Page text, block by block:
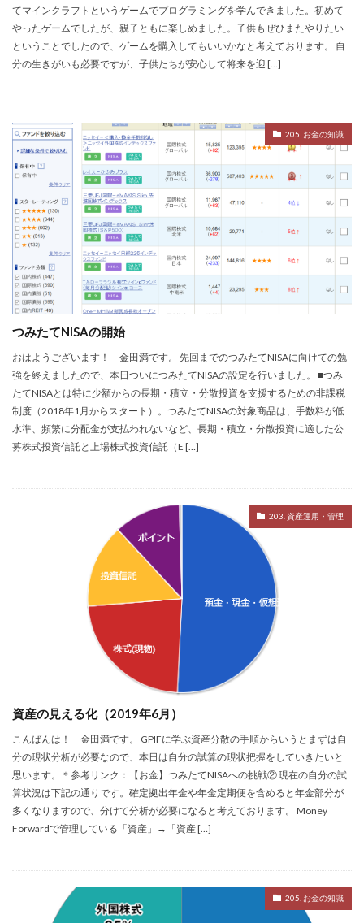
てマインクラフトというゲームでプログラミングを学んできました。初めて
やったゲームでしたが、親子ともに楽しめました。子供もぜひまたやりたい
ということでしたので、ゲームを購入してもいいかなと考えております。 自
分の生きがいも必要ですが、子供たちが安心して将来を迎 […]
205. お金の知識
つみたてNISAの開始
おはようございます！ 金田満です。 先回までのつみたてNISAに向けての勉
強を終えましたので、本日ついにつみたてNISAの設定を行いました。 ■つみ
たてNISAとは特に少額からの長期・積立・分散投資を支援するための非課税
制度（2018年1月からスタート）。つみたてNISAの対象商品は、手数料が低
水準、頻繁に分配金が支払われないなど、長期・積立・分散投資に適した公
募株式投資信託と上場株式投資信託（E […]
203. 資産運用・管理
資産の見える化（2019年6月）
こんばんは！ 金田満です。 GPIFに学ぶ資産分散の手順からいうとまずは自
分の現状分析が必要なので、本日は自分の試算の現状把握をしていきたいと
思います。＊参考リンク：【お金】つみたてNISAへの挑戦② 現在の自分の試
算状況は下記の通りです。確定拠出年金や年金定期便を含めると年金部分が
多くなりますので、分けて分析が必要になると考えております。 Money
Forwardで管理している「資産」→「資産 […]
205. お金の知識